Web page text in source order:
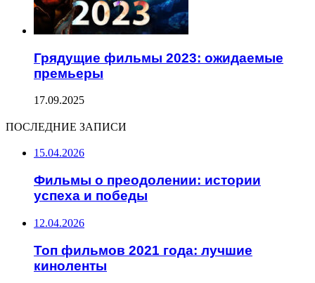
Грядущие фильмы 2023: ожидаемые
премьеры
17.09.2025
ПОСЛЕДНИЕ ЗАПИСИ
15.04.2026
Фильмы о преодолении: истории
успеха и победы
12.04.2026
Топ фильмов 2021 года: лучшие
киноленты